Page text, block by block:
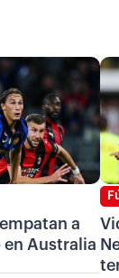
a
en Australia